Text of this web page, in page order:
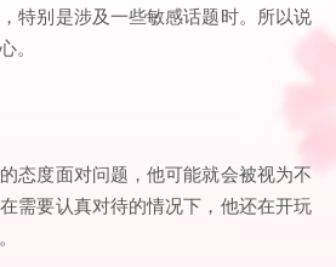
特别是涉及一些敏感话题时。所以说
。
态度面对问题，他可能就会被视为不
需要认真对待的情况下，他还在开玩